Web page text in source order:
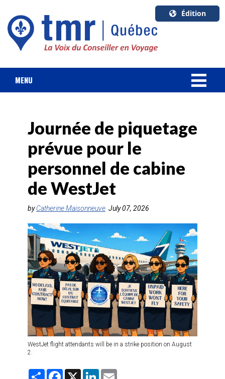
Édition
U.S.A.
English
Canada
MENU
FORFAIT VACANCES
CROISIÈRES
HOTELS & RESORTS
DESTINATIONS
AGENTS DE VOYAGE
FORMATION & RESSOURCES
Journée de piquetage
prévue pour le
personnel de cabine
de WestJet
byCatherine Maisonneuve July 07, 2026
WestJet flight attendants will be in a strike position on August
2.
S
F
X
L